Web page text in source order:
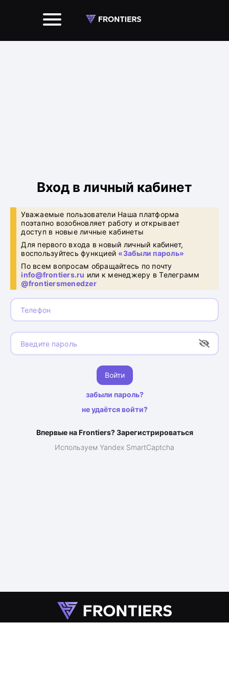
Вход в личный кабинет
Уважаемые пользователи Наша платформа
поэтапно возобновляет работу и открывает
доступ в новые личные кабинеты
Для первого входа в новый личный кабинет,
воспользуйтесь функцией «Забыли пароль»
По всем вопросам обращайтесь по почту
info@frontiers.ru или к менеджеру в Телеграмм
@frontiersmenedzer
Телефон
Введите пароль
Войти
забыли пароль?
не удаётся войти?
Впервые на Frontiers? Зарегистрироваться
Используем Yandex SmartCaptcha